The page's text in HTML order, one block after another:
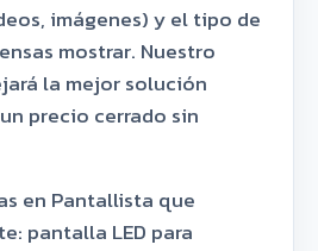
imágenes) y el tipo de
mostrar. Nuestro
la mejor solución
precio cerrado sin
en Pantallista que
pantalla LED para